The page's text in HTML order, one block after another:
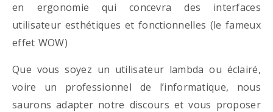
en ergonomie qui concevra des interfaces
utilisateur esthétiques et fonctionnelles (le fameux
effet WOW)
Que vous soyez un utilisateur lambda ou éclairé,
voire un professionnel de l’informatique, nous
saurons adapter notre discours et vous proposer